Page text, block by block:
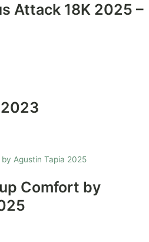
Attack 18K 2025 –
2023
Comfort by